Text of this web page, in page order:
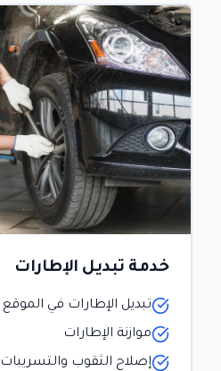
خدمة تبديل الإطارات
تبديل الإطارات في الموقع
موازنة الإطارات
إصلاح الثقوب والتسريبات